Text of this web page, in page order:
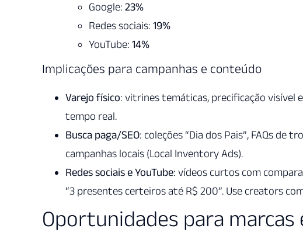
Google: 23%
Redes sociais: 19%
YouTube: 14%
Implicações para campanhas e conteúdo
Varejo físico: vitrines temáticas, precificação visível
tempo real.
Busca paga/SEO: coleções “Dia dos Pais”, FAQs
campanhas locais (Local Inventory Ads).
Redes sociais e YouTube: vídeos curtos com
“3 presentes certeiros até R$ 200”. Use creators
Oportunidades para marcas